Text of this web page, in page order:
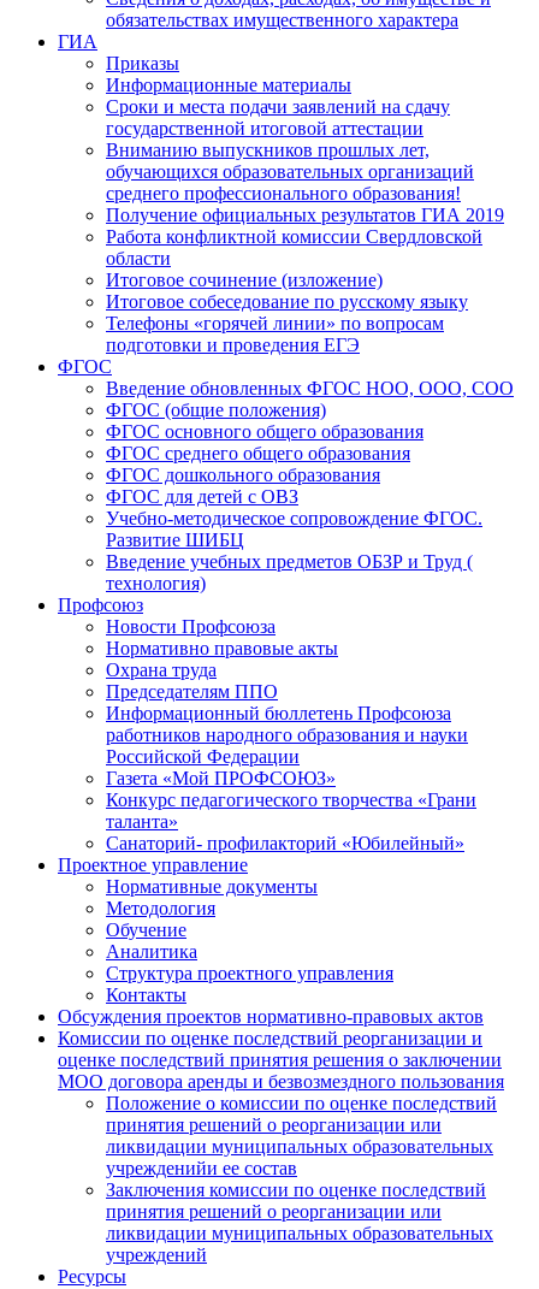
обязательствах имущественного характера
ГИА
Приказы
Информационные материалы
Сроки и места подачи заявлений на сдачу
государственной итоговой аттестации
Вниманию выпускников прошлых лет,
обучающихся образовательных организаций
среднего профессионального образования!
Получение официальных результатов ГИА 2019
Работа конфликтной комиссии Свердловской
области
Итоговое сочинение (изложение)
Итоговое собеседование по русскому языку
Телефоны «горячей линии» по вопросам
подготовки и проведения ЕГЭ
ФГОС
Введение обновленных ФГОС НОО, ООО, СОО
ФГОС (общие положения)
ФГОС основного общего образования
ФГОС среднего общего образования
ФГОС дошкольного образования
ФГОС для детей с ОВЗ
Учебно-методическое сопровождение ФГОС.
Развитие ШИБЦ
Введение учебных предметов ОБЗР и Труд (
технология)
Профсоюз
Новости Профсоюза
Нормативно правовые акты
Охрана труда
Председателям ППО
Информационный бюллетень Профсоюза
работников народного образования и науки
Российской Федерации
Газета «Мой ПРОФСОЮЗ»
Конкурс педагогического творчества «Грани
таланта»
Санаторий- профилакторий «Юбилейный»
Проектное управление
Нормативные документы
Методология
Обучение
Аналитика
Структура проектного управления
Контакты
Обсуждения проектов нормативно-правовых актов
Комиссии по оценке последствий реорганизации и
оценке последствий принятия решения о заключении
МОО договора аренды и безвозмездного пользования
Положение о комиссии по оценке последствий
принятия решений о реорганизации или
ликвидации муниципальных образовательных
учрежденийи ее состав
Заключения комиссии по оценке последствий
принятия решений о реорганизации или
ликвидации муниципальных образовательных
учреждений
Ресурсы